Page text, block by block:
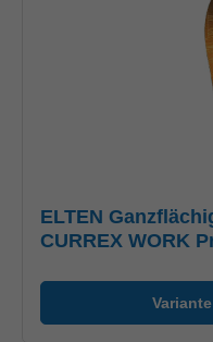
ELTEN
CURREX WORK